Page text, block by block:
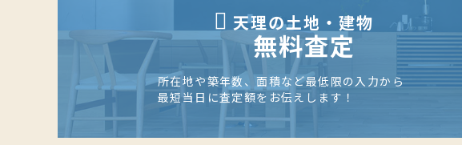
天理の土地・建物
無料査定
所在地や築年数、面積など最低限の入力から
最短当日に査定額をお伝えします！